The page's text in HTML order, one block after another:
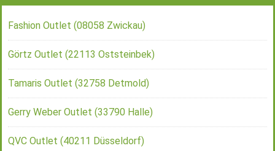
Fashion Outlet (08058 Zwickau)
Görtz Outlet (22113 Oststeinbek)
Tamaris Outlet (32758 Detmold)
Gerry Weber Outlet (33790 Halle)
QVC Outlet (40211 Düsseldorf)